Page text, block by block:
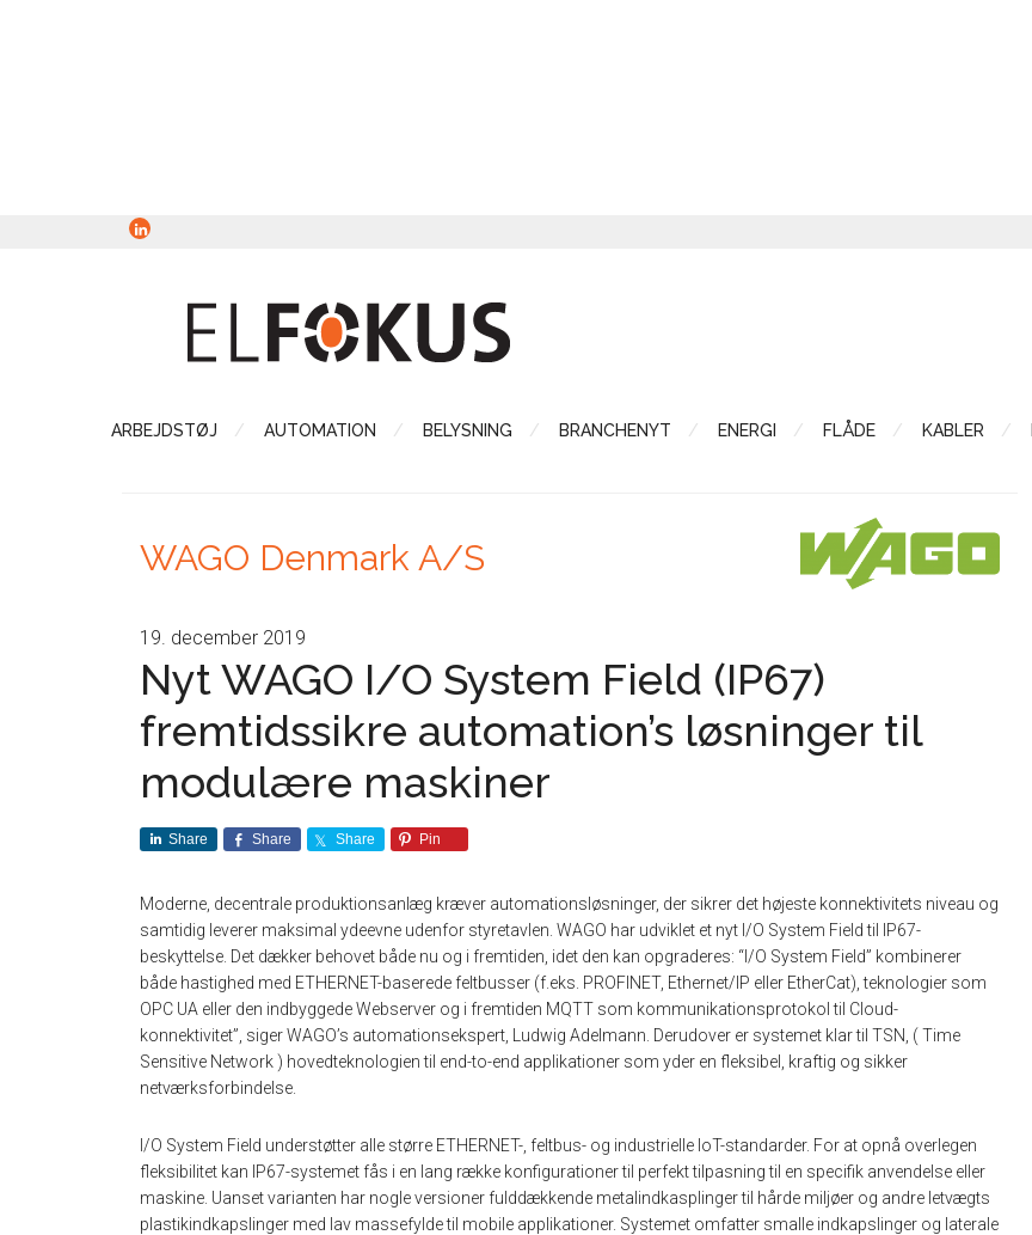
ARBEJDSTØJ AUTOMATION BELYSNING BRANCHENYT ENERGI FLÅDE KABLER
WAGO Denmark A/S
19. december 2019
Nyt WAGO I/O System Field (IP67)
fremtidssikre automation’s løsninger til
modulære maskiner
Share Share Share Pin
Moderne, decentrale produktionsanlæg kræver automationsløsninger, der sikrer det højeste konnektivitets niveau og
samtidig leverer maksimal ydeevne udenfor styretavlen. WAGO har udviklet et nyt I/O System Field til IP67-
beskyttelse. Det dækker behovet både nu og i fremtiden, idet den kan opgraderes: “I/O System Field” kombinerer
både hastighed med ETHERNET-baserede feltbusser (f.eks. PROFINET, Ethernet/IP eller EtherCat), teknologier som
OPC UA eller den indbyggede Webserver og i fremtiden MQTT som kommunikationsprotokol til Cloud-
konnektivitet”, siger WAGO’s automationsekspert, Ludwig Adelmann. Derudover er systemet klar til TSN, ( Time
Sensitive Network ) hovedteknologien til end-to-end applikationer som yder en fleksibel, kraftig og sikker
netværksforbindelse.
I/O System Field understøtter alle større ETHERNET-, feltbus- og industrielle IoT-standarder. For at opnå overlegen
fleksibilitet kan IP67-systemet fås i en lang række konfigurationer til perfekt tilpasning til en specifik anvendelse eller
maskine. Uanset varianten har nogle versioner fulddækkende metalindkasplinger til hårde miljøer og andre letvægts
plastikindkapslinger med lav massefylde til mobile applikationer. Systemet omfatter smalle indkapslinger og laterale